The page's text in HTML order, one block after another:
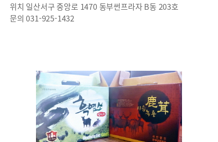
위치 일산서구 중앙로 1470 동부썬프라자 B동 203호
문의 031-925-1432